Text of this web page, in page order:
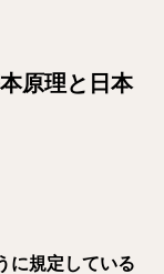
原理と日本
に規定している